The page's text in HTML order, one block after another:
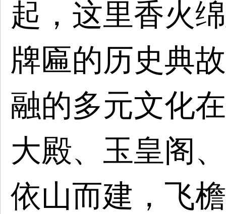
起，这里香火
牌匾的历史典
融的多元文化
大殿、玉皇阁
依山而建，飞